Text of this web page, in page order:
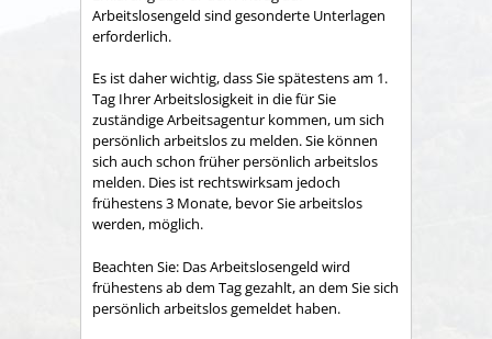
Arbeitslosengeld sind gesonderte Unterlagen
erforderlich.
Es ist daher wichtig, dass Sie spätestens am 1.
Tag Ihrer Arbeitslosigkeit in die für Sie
zuständige Arbeitsagentur kommen, um sich
persönlich arbeitslos zu melden. Sie können
sich auch schon früher persönlich arbeitslos
melden. Dies ist rechtswirksam jedoch
frühestens 3 Monate, bevor Sie arbeitslos
werden, möglich.
Beachten Sie: Das Arbeitslosengeld wird
frühestens ab dem Tag gezahlt, an dem Sie sich
persönlich arbeitslos gemeldet haben.